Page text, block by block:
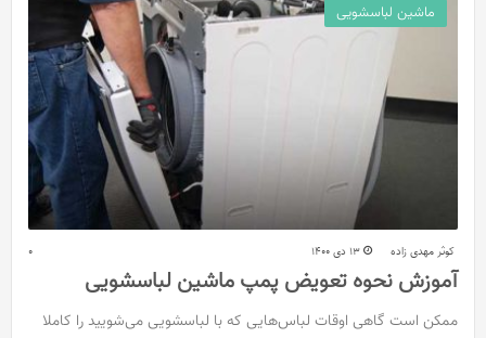
ماشین لباسشویی
کوثر مهدی زاده 13 دی 1400 0
آموزش نحوه تعویض پمپ ماشین لباسشویی
ممکن است گاهی اوقات لباس‌هایی که با لباسشویی می‌شویید را کاملا